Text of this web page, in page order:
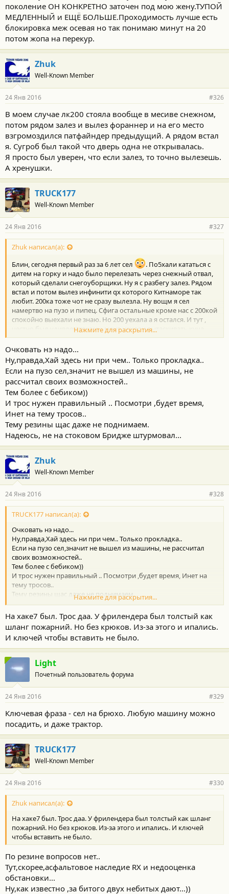
поколение ОН КОНКРЕТНО заточен под мою жену.ТУПОЙ
МЕДЛЕННЫЙ и ЕЩЁ БОЛЬШЕ.Проходимость лучше есть
блокировка меж осевая но так понимаю минут на 20
потом жопа на перекур.
Zhuk
Well-Known Member
24 Янв 2016 #326
В моем случае лк200 стояла вообще в месиве снежном,
потом рядом залез и вылез фораннер и на его место
взгромоздился патфайндер предыдущий. А рядом встал
я. Сугроб был такой что дверь одна не открывалась.
Я просто был уверен, что если залез, то точно вылезешь.
А хренушки.
TRUCK177
Well-Known Member
24 Янв 2016 #327
Zhuk написал(а):
Блин, сегодня первый раз за 6 лет сел
. По5хали кататься с
дитем на горку и надо было перелезать через снежный отвал,
который сделали снегоуборщики. Ну я с разбегу залез. Рядом
встал и потом вылез инфинити qx которого Китнаморе так
любит. 200ка тоже чот не сразу вылезла. Ну вощм я сел
намертво на пузо и пипец. Сфига остальные кроме нас с 200кой
спокойно выехали не знаю. Но 200 уехала а я остался. И тут ,
честно был удивлен такому, меня начали вытаскивать куча
мужчин. Дети были вручены мамам, а меня стали выкапывать,
выталкивать, тросом вытягивать. Еле вытащили, трос нахрен
порвали, преграждали движение на улице несколько раз, сами
копали.. я прям очень благодарен. Особенно парню на
Фрилендере с ЛРклуба..
Я думал руки нахрен отморожу.
Теперь чото очковать стал. У дома поставил на место для
пузотерок, оставил свой пьедестал в сугробе для других
рисковых
Нажмите для раскрытия...
Очковать нэ надо...
Ну,правда,Хай здесь ни при чем.. Только прокладка..
Если на пузо сел,значит не вышел из машины, не
рассчитал своих возможностей..
Тем более с бебиком))
И трос нужен правильный .. Посмотри ,будет время,
Инет на тему тросов..
Тему резины щас даже не поднимаем.
Надеюсь, не на стоковом Бридже штурмовал...
Zhuk
Well-Known Member
24 Янв 2016 #328
TRUCK177 написал(а):
Очковать нэ надо...
Ну,правда,Хай здесь ни при чем.. Только прокладка..
Если на пузо сел,значит не вышел из машины, не рассчитал
своих возможностей..
Тем более с бебиком))
И трос нужен правильный .. Посмотри ,будет время, Инет на
тему тросов..
Тему резины щас даже не поднимаем.
Надеюсь, не на стоковом Бридже штурмовал...
Нажмите для раскрытия...
На хаке7 был. Трос даа. У фрилендера был толстый как
шланг пожарний. Но без крюков. Из-за этого и ипались.
И ключей чтобы вставить не было.
Light
Почетный пользователь форума
24 Янв 2016 #329
Ключевая фраза - сел на брюхо. Любую машину можно
посадить, и даже трактор.
TRUCK177
Well-Known Member
24 Янв 2016 #330
Zhuk написал(а):
На хаке7 был. Трос даа. У фрилендера был толстый как шланг
пожарний. Но без крюков. Из-за этого и ипались. И ключей
чтобы вставить не было.
По резине вопросов нет..
Тут,скорее,асфальтовое наследие RX и недооценка
обстановки...
Ну,как известно ,за битого двух небитых дают...))